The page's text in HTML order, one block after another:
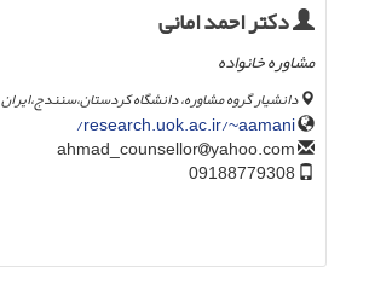
دکتر احمد امانی
مشاوره خانواده
دانشیار گروه مشاوره، دانشگاه کردستان،سنندج،ایران
research.uok.ac.ir/~aamani/
yahoo.com